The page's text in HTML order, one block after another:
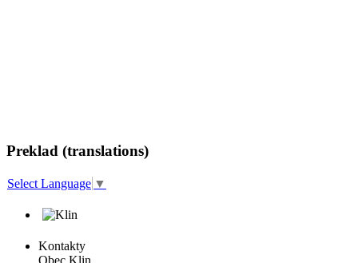
Preklad (translations)
Select Language ▼
Kontakty
Obec Klin